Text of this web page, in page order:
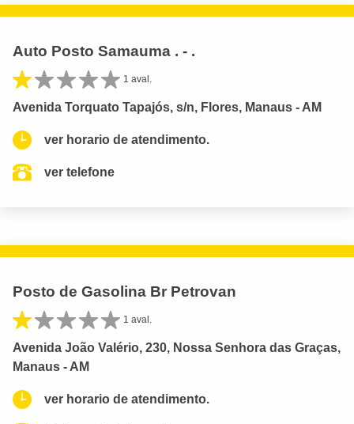
Auto Posto Samauma . - .
1 aval.
Avenida Torquato Tapajós, s/n, Flores, Manaus - AM
ver horario de atendimento.
ver telefone
Posto de Gasolina Br Petrovan
1 aval.
Avenida João Valério, 230, Nossa Senhora das Graças,
Manaus - AM
ver horario de atendimento.